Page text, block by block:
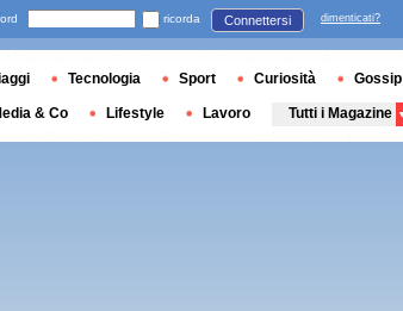
ricorda Connettersi dimenticati?
Tecnologia Sport Curiosità Gossip
& Co Lifestyle Lavoro Tutti i Magazine